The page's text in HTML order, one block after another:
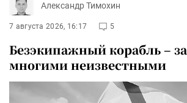
Александр Тимохин
7 августа 2026, 16:17 5
Безэкипажный корабль –
многими неизвестными